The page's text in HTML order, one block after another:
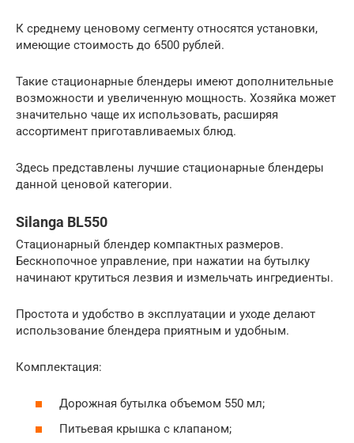
К среднему ценовому сегменту относятся установки,
имеющие стоимость до 6500 рублей.
Такие стационарные блендеры имеют дополнительные
возможности и увеличенную мощность. Хозяйка может
значительно чаще их использовать, расширяя
ассортимент приготавливаемых блюд.
Здесь представлены лучшие стационарные блендеры
данной ценовой категории.
Silanga BL550
Стационарный блендер компактных размеров.
Бескнопочное управление, при нажатии на бутылку
начинают крутиться лезвия и измельчать ингредиенты.
Простота и удобство в эксплуатации и уходе делают
использование блендера приятным и удобным.
Комплектация:
Дорожная бутылка объемом 550 мл;
Питьевая крышка с клапаном;